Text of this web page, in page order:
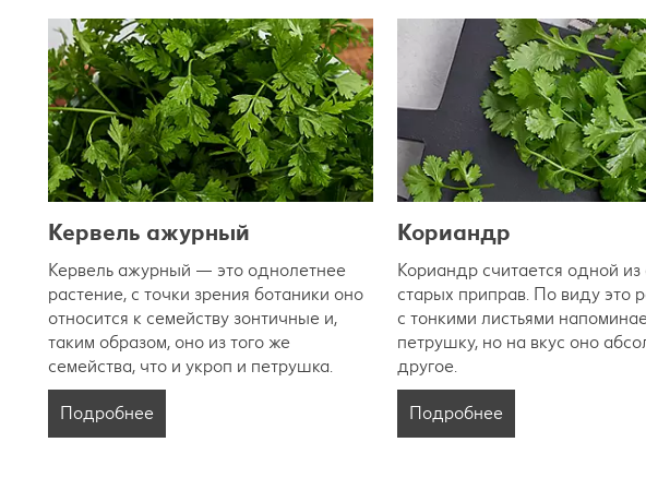
Кервель ажурный
Кервель ажурный — это однолетнее
растение, с точки зрения ботаники оно
относится к семейству зонтичные и,
таким образом, оно из того же
семейства, что и укроп и петрушка.
Подробнее
Кориандр
Кориандр считается одной
старых приправ. По виду это
с тонкими листьями
петрушку, но на вкус оно
другое.
Подробнее